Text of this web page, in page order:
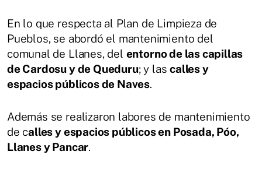
En lo que respecta al Plan de Limpieza de
Pueblos, se abordó el mantenimiento del
comunal de Llanes, del entorno de las capillas
de Cardosu y de Queduru; y lascalles y
espacios públicos de Naves.
Además se realizaron labores de mantenimiento
de calles y espacios públicos en Posada, Póo,
Llanes y Pancar.